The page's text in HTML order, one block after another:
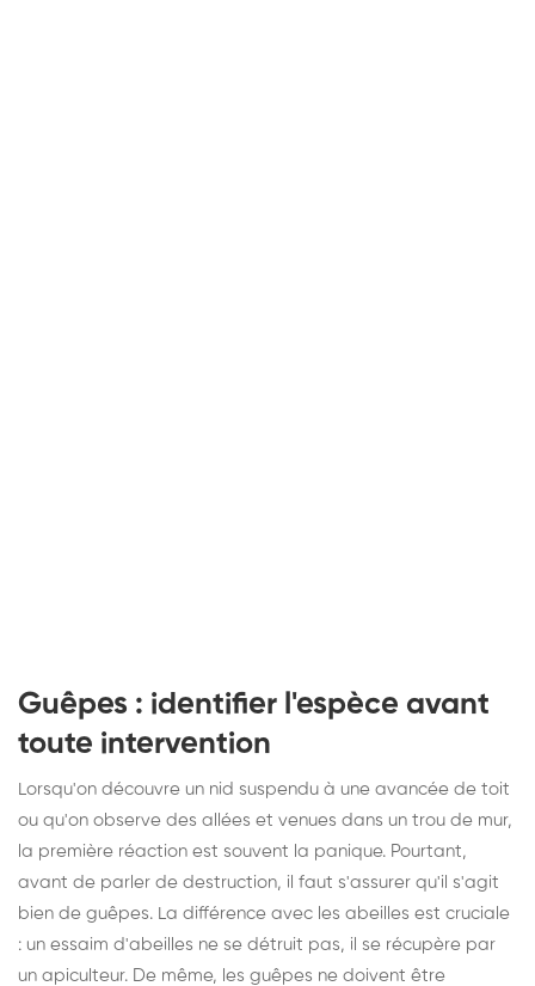
Guêpes : identifier l'espèce avant
toute intervention
Lorsqu'on découvre un nid suspendu à une avancée de toit
ou qu'on observe des allées et venues dans un trou de mur,
la première réaction est souvent la panique. Pourtant,
avant de parler de destruction, il faut s'assurer qu'il s'agit
bien de guêpes. La différence avec les abeilles est cruciale
: un essaim d'abeilles ne se détruit pas, il se récupère par
un apiculteur. De même, les guêpes ne doivent être